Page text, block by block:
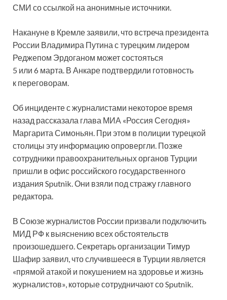
СМИ со ссылкой на анонимные источники.
Накануне в Кремле заявили, что встреча президента
России Владимира Путина с турецким лидером
Реджепом Эрдоганом может состояться
5 или 6 марта. В Анкаре подтвердили готовность
к переговорам.
Об инциденте с журналистами некоторое время
назад рассказала глава МИА «Россия Сегодня»
Маргарита Симоньян. При этом в полиции турецкой
столицы эту информацию опровергли. Позже
сотрудники правоохранительных органов Турции
пришли в офис российского государственного
издания Sputnik. Они взяли под стражу главного
редактора.
В Союзе журналистов России призвали подключить
МИД РФ к выяснению всех обстоятельств
произошедшего. Секретарь организации Тимур
Шафир заявил, что случившееся в Турции является
«прямой атакой и покушением на здоровье и жизнь
журналистов», которые сотрудничают со Sputnik.